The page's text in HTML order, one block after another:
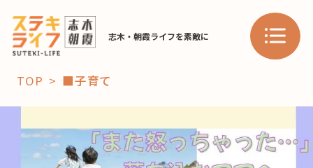
志木・朝霞ライフを素敵に
「コト」
子育て
暮らし
TOP ■子育て